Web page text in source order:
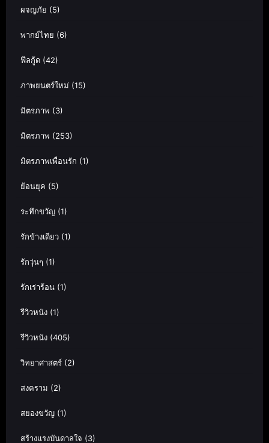
ผจญภัย (5)
พากย์ไทย (6)
ฟีลกู้ด (42)
ภาพยนตร์ใหม่ (15)
มิตรภาพ (3)
มิตรภาพ (253)
มิตรภาพเพื่อนรัก (1)
ย้อนยุค (5)
ระทึกขวัญ (1)
รักข้างเดียว (1)
รักวุ่นๆ (1)
รักเร่าร้อน (1)
รีวิวหนัง (1)
รีวิวหนัง (405)
วิทยาศาสตร์ (2)
สงคราม (2)
สยองขวัญ (1)
สร้างแรงบันดาลใจ (3)